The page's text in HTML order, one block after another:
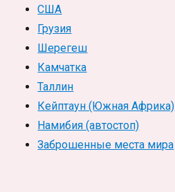
США
Грузия
Шерегеш
Камчатка
Таллин
Кейптаун (Южная Африка)
Намибия (автостоп)
Заброшенные места мира